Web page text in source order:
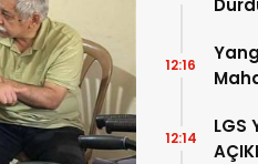
12:16
LGS
12:14